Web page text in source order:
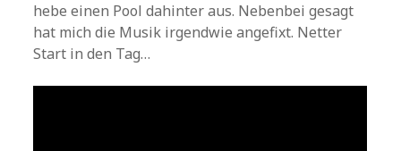
hebe einen Pool dahinter aus. Nebenbei gesagt
hat mich die Musik irgendwie angefixt. Netter
Start in den Tag…